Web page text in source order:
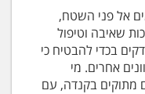
אל פני השטח,
שאיבה וטיפול
בכדי להבטיח כי
אחרים. מי
מתוקים בקנדה, עם